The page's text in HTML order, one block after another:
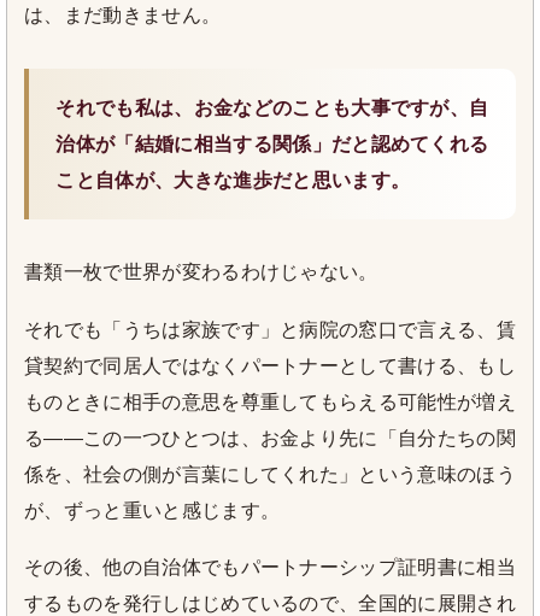
は、まだ動きません。
それでも私は、お金などのことも大事ですが、自
治体が「結婚に相当する関係」だと認めてくれる
こと自体が、大きな進歩だと思います。
書類一枚で世界が変わるわけじゃない。
それでも「うちは家族です」と病院の窓口で言える、賃
貸契約で同居人ではなくパートナーとして書ける、もし
ものときに相手の意思を尊重してもらえる可能性が増え
る——この一つひとつは、お金より先に「自分たちの関
係を、社会の側が言葉にしてくれた」という意味のほう
が、ずっと重いと感じます。
その後、他の自治体でもパートナーシップ証明書に相当
するものを発行しはじめているので、全国的に展開され